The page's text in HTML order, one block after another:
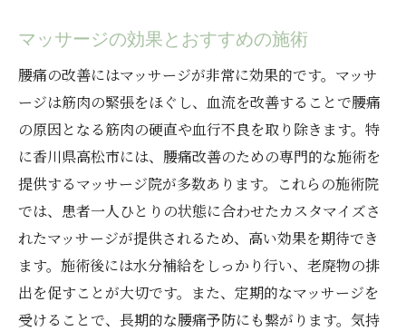
腰痛に効く筋力トレーニング方法
腰痛予防のためのライフスタイルチェンジ
専門家が教える腰痛改善のためのメンタル
ケア
腰痛改善に役立つ香川県高松市の施設紹介
高松市で腰痛対策専門家が伝授する効果的なセ
ルフケア
腰痛セルフケアの基本ポイント
腰痛を和らげるセルフマッサージ法
セルフケアアイテムの効果的な使い方
マッサージの効果とおすすめの施術
腰痛の改善にはマッサージが非常に効果的です。マッサ
ージは筋肉の緊張をほぐし、血流を改善することで腰痛
の原因となる筋肉の硬直や血行不良を取り除きます。特
に香川県高松市には、腰痛改善のための専門的な施術を
提供するマッサージ院が多数あります。これらの施術院
では、患者一人ひとりの状態に合わせたカスタマイズさ
れたマッサージが提供されるため、高い効果を期待でき
ます。施術後には水分補給をしっかり行い、老廃物の排
出を促すことが大切です。また、定期的なマッサージを
受けることで、長期的な腰痛予防にも繋がります。気持